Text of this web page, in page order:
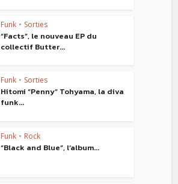
Funk • Sorties
“Facts”, le nouveau EP du
collectif Butter...
Funk • Sorties
Hitomi “Penny” Tohyama, la diva
funk...
Funk • Rock
“Black and Blue”, l’album...